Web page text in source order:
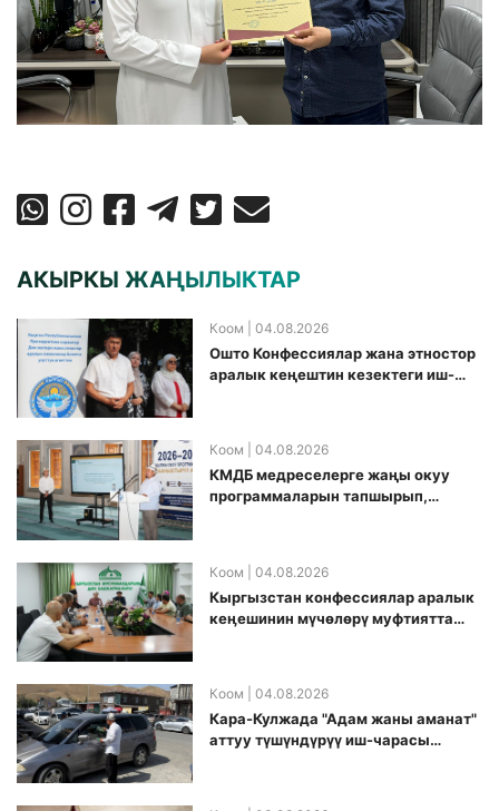
АКЫРКЫ ЖАҢЫЛЫКТАР
Коом | 04.08.2026
Ошто Конфессиялар жана этностор
аралык кеңештин кезектеги иш-
Коом | 04.08.2026
КМДБ медреселерге жаңы окуу
программаларын тапшырып,
Коом | 04.08.2026
Кыргызстан конфессиялар аралык
кеӊешинин мүчөлөрү муфтиятта
Коом | 04.08.2026
Кара-Кулжада "Адам жаны аманат"
аттуу түшүндүрүү иш-чарасы